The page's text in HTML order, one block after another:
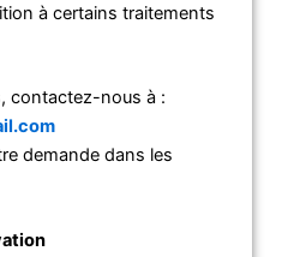
à certains traitements
contactez-nous à :
demande dans les